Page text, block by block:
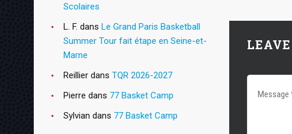
Scolaires
L. F. dans Le Grand Paris Basketball
Summer Tour fait étape en Seine-et-
Marne
Reillier dans TQR 2026-2027
Pierre dans 77 Basket Camp
Sylvian dans 77 Basket Camp